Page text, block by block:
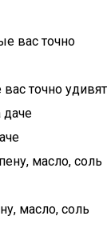
точно удивят
масло, соль